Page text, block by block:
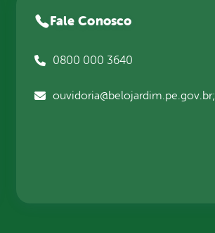
Fale Conosco
0800 000 3640
ouvidoria@belojardim.pe.gov.br;